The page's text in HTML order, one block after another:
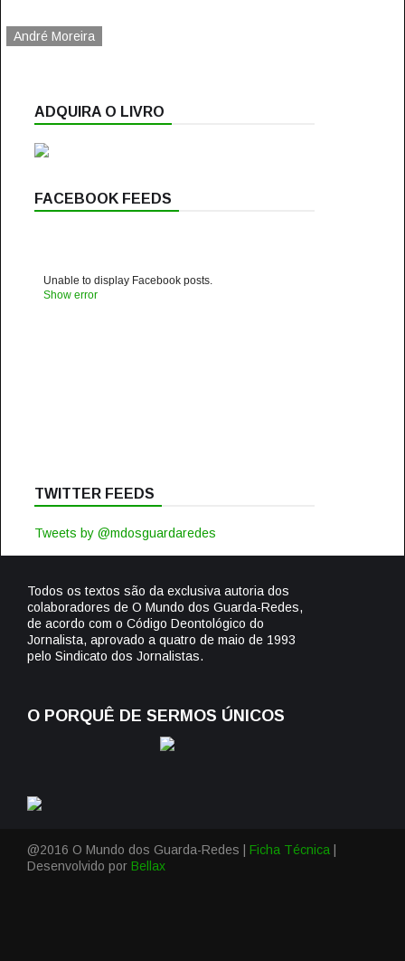
André Moreira
ADQUIRA O LIVRO
FACEBOOK FEEDS
Unable to display Facebook posts.
Show error
TWITTER FEEDS
Tweets by @mdosguardaredes
Todos os textos são da exclusiva autoria dos
colaboradores de O Mundo dos Guarda-Redes,
de acordo com o Código Deontológico do
Jornalista, aprovado a quatro de maio de 1993
pelo Sindicato dos Jornalistas.
O PORQUÊ DE SERMOS ÚNICOS
@2016 O Mundo dos Guarda-Redes | Ficha Técnica
Desenvolvido por Bellax